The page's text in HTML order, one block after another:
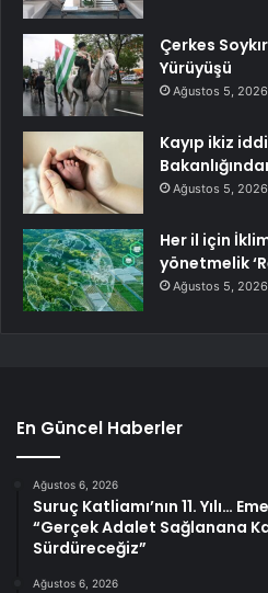
Çerkes
Yürüyüşü
Ağustos 5, 2026
Kayıp ikiz
Ağustos 5, 2026
Her il için
yönetmelik
Ağustos 5, 2026
En Güncel Haberler
Ağustos 6, 2026
Suruç Katliamı’nın 11. Yılı…
“Gerçek Adalet Sağlanana
Sürdüreceğiz”
Ağustos 6, 2026